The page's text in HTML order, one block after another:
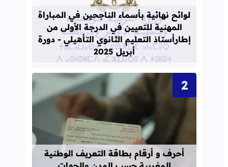
قراءة المزيد عن لوائح نهائية بأسماء
لوائح نهائية بأسماء الناجحين في المباراة
المهنية للتعيين في الدرجة الأولى من
إطارأستاذ التعليم الثانوي التأهيلي - دورة
أبريل 2025
قراءة المزيد عن أحرف و أرقام
أحرف و أرقام بطاقة التعريف الوطنية